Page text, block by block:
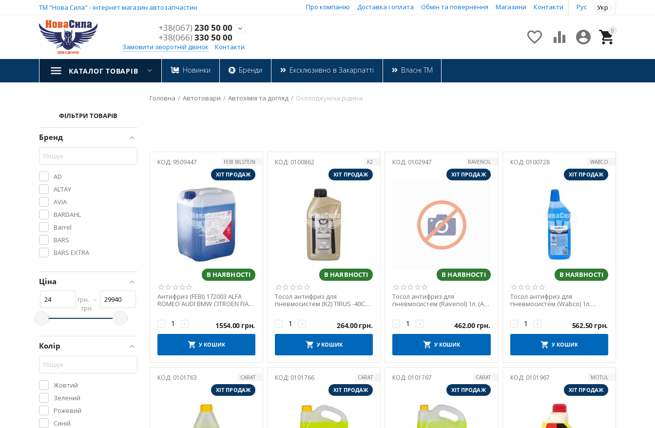
ТМ "Нова Сила" - інтернет магазин автозапчастин Рус Укр
Про компанію Доставка і оплата Обмін та повернення Магазини Контакти
+38(067) 230 50 00
+38(066) 330 50 00

Замовити зворотній двінок Контакти
0


 
КАТАЛОГ ТОВАРІВ Новинки Бренди Ексклюзивно в Закарпатті Власні ТМ
ФІЛЬТРИ ТОВАРІВ
Бренд
AD
ALTAY
AVIA
BARDAHL
Barrel
BARS
BARS EXTRA
Cartechnic
GLYCOLYKA
GROM-EX
Ціна
грн. –
грн.
Колір
Жовтий
Зелений
Рожевий
Синій
Головна / Автотовари / Автохімія та догляд / Охолоджуюча рідина
КОД: 9509447
FEBI BILSTEIN
ХІТ ПРОДАЖ
В НАЯВНОСТІ
Антифриз (FEBI) 172003 ALFA
ROMEO AUDI BMW CITROEN FIAT
BENZ...
+
− 1554.00 грн.
У КОШИК
КОД: 0100862
K2
ХІТ ПРОДАЖ
В НАЯВНОСТІ
Тосол антифриз для
пневмосистем (K2) TIRUS -40C
+
− 264.00грн.
У КОШИК
КОД: 0102947
RAVENOL
ХІТ ПРОДАЖ
В НАЯВНОСТІ
Тосол антифриз для
пневмосистем (Ravenol) 1л. (AIR
+
− 462.00 грн.
У КОШИК
КОД: 0100728
WABCO
ХІТ ПРОДАЖ
В НАЯВНОСТІ
Тосол антифриз для
пневмосистем (Wabco) 1л.
+
− 562.50 грн.
У КОШИК
КОД: 0101763
CARAT
ХІТ ПРОДАЖ
КОД: 0101766
CARAT
ХІТ ПРОДАЖ
КОД: 0101767
CARAT
ХІТ ПРОДАЖ
КОД: 0101967
MOTUL
ХІТ ПРОДАЖ